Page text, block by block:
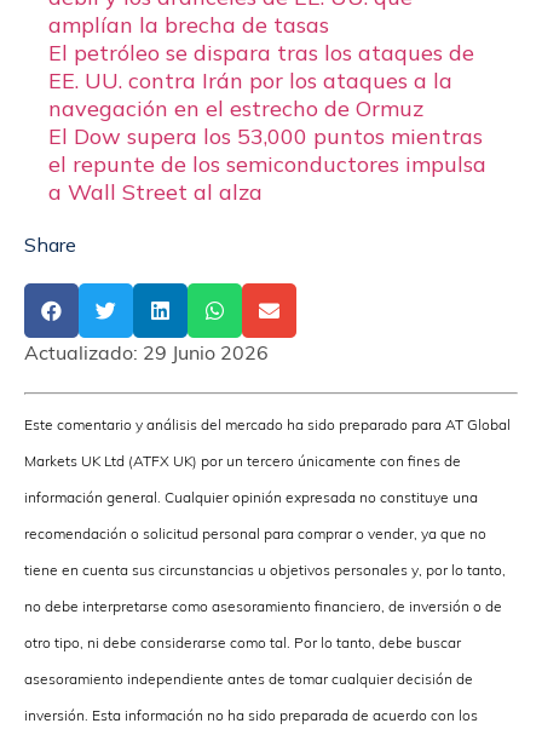
amplían la brecha de tasas
El petróleo se dispara tras los ataques de
EE. UU. contra Irán por los ataques a la
navegación en el estrecho de Ormuz
El Dow supera los 53,000 puntos mientras
el repunte de los semiconductores impulsa
a Wall Street al alza
Share
Actualizado: 29 Junio 2026
Este comentario y análisis del mercado ha sido preparado para AT Global
Markets UK Ltd (ATFX UK) por un tercero únicamente con fines de
información general. Cualquier opinión expresada no constituye una
recomendación o solicitud personal para comprar o vender, ya que no
tiene en cuenta sus circunstancias u objetivos personales y, por lo tanto,
no debe interpretarse como asesoramiento financiero, de inversión o de
otro tipo, ni debe considerarse como tal. Por lo tanto, debe buscar
asesoramiento independiente antes de tomar cualquier decisión de
inversión. Esta información no ha sido preparada de acuerdo con los